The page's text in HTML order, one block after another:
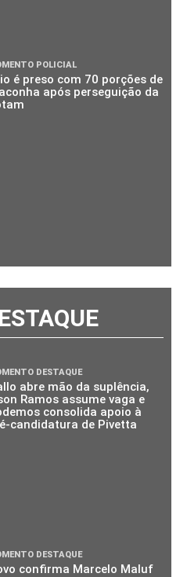
POLICIAL
é preso com 70 porções de
após perseguição da
DESTAQUE
abre mão da suplência,
Ramos assume vaga e
consolida apoio à
candidatura de Pivetta
DESTAQUE
confirma Marcelo Maluf